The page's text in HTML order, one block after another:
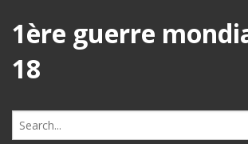
1ère guerre
18
Search
for: